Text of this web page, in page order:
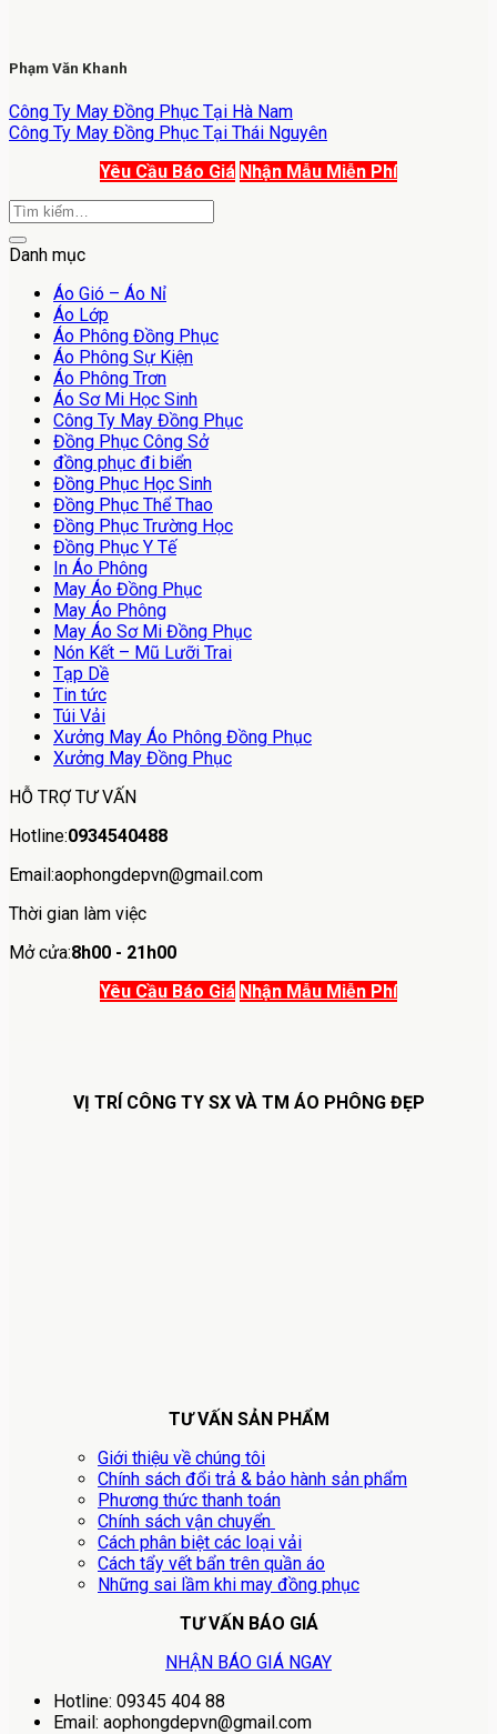
Phạm Văn Khanh
Công Ty May Đồng Phục Tại Hà Nam
Công Ty May Đồng Phục Tại Thái Nguyên
Yêu Cầu Báo Giá Nhận Mẫu Miễn Phí
Danh mục
Áo Gió – Áo Nỉ
Áo Lớp
Áo Phông Đồng Phục
Áo Phông Sự Kiện
Áo Phông Trơn
Áo Sơ Mi Học Sinh
Công Ty May Đồng Phục
Đồng Phục Công Sở
đồng phục đi biển
Đồng Phục Học Sinh
Đồng Phục Thể Thao
Đồng Phục Trường Học
Đồng Phục Y Tế
In Áo Phông
May Áo Đồng Phục
May Áo Phông
May Áo Sơ Mi Đồng Phục
Nón Kết – Mũ Lưỡi Trai
Tạp Dề
Tin tức
Túi Vải
Xưởng May Áo Phông Đồng Phục
Xưởng May Đồng Phục
HỖ TRỢ TƯ VẤN
Hotline:0934540488
Email:aophongdepvn@gmail.com
Thời gian làm việc
Mở cửa:8h00 - 21h00
Yêu Cầu Báo Giá Nhận Mẫu Miễn Phí
VỊ TRÍ CÔNG TY SX VÀ TM ÁO PHÔNG ĐẸP
TƯ VẤN SẢN PHẨM
Giới thiệu về chúng tôi
Chính sách đổi trả & bảo hành sản phẩm
Phương thức thanh toán
Chính sách vận chuyển
Cách phân biệt các loại vải
Cách tẩy vết bẩn trên quần áo
Những sai lầm khi may đồng phục
TƯ VẤN BÁO GIÁ
NHẬN BÁO GIÁ NGAY
Hotline: 09345 404 88
Email: aophongdepvn@gmail.com